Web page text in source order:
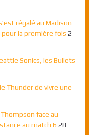
régalé au Madison
pour la première fois 2
Sonics, les Bullets
Thunder de vivre une
face au
au match 6 28